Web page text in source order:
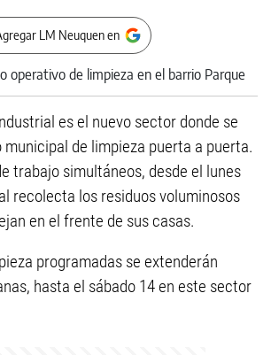
LM Neuquen en
es el nuevo sector donde se
de limpieza puerta a puerta.
trabajo simultáneos, desde el lunes
recolecta los residuos voluminosos
en el frente de sus casas.
programadas se extenderán
hasta el sábado 14 en este sector